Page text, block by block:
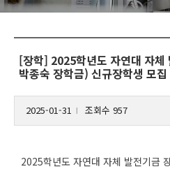
[장학] 2025학년도 자연대 자체
박종숙 장학금) 신규장학생 모
2025-01-31 조회수 957
2025학년도 자연대 자체 발전기금